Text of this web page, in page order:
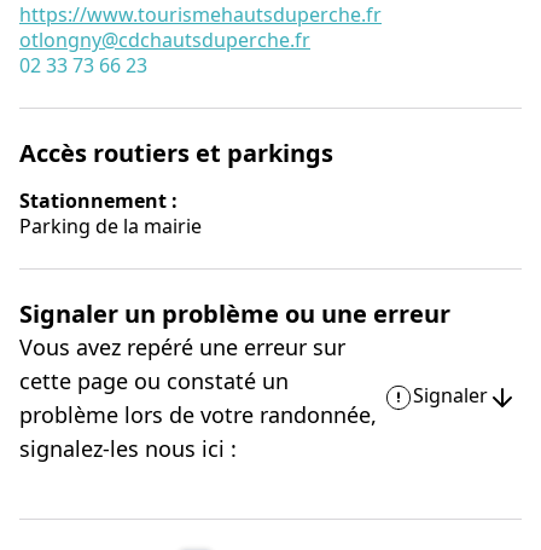
https://www.tourismehautsduperche.fr
otlongny@cdchautsduperche.fr
02 33 73 66 23
Accès routiers et parkings
Stationnement :
Parking de la mairie
Signaler un problème ou une erreur
Vous avez repéré une erreur sur
cette page ou constaté un
problème lors de votre randonnée,
signalez-les nous ici :
Signaler